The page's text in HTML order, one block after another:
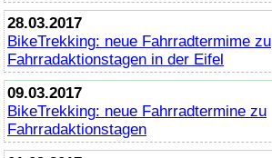
28.03.2017
BikeTrekking: neue Fahrradtermime zu
Fahrradaktionstagen in der Eifel
09.03.2017
BikeTrekking: neue Fahrradtermine zu
Fahrradaktionstagen